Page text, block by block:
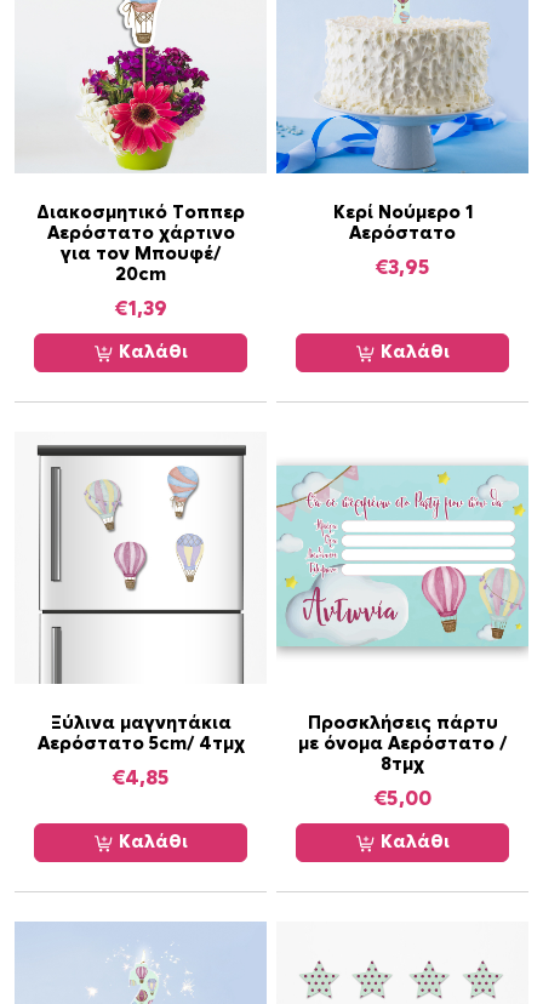
m
c
Διακοσμητικό Τοππερ
Αερόστατο χάρτινο
για τον Μπουφέ/
20cm
€1,39
Καλάθι
Κερί Νούμερο 1
Αερόστατο
€3,95
Καλάθι
Ξύλινα μαγνητάκια
Αερόστατο 5cm/ 4τμχ
€4,85
Καλάθι
Προσκλήσεις πάρτυ
με όνομα Αερόστατο /
8τμχ
€5,00
Καλάθι